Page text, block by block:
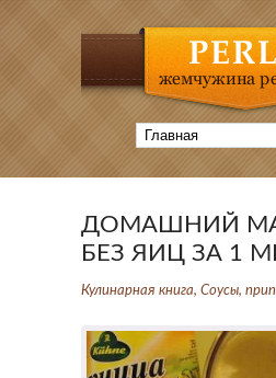
ДОМАШНИЙ
БЕЗ ЯИЦ ЗА 1
Кулинарная книга, Соусы,